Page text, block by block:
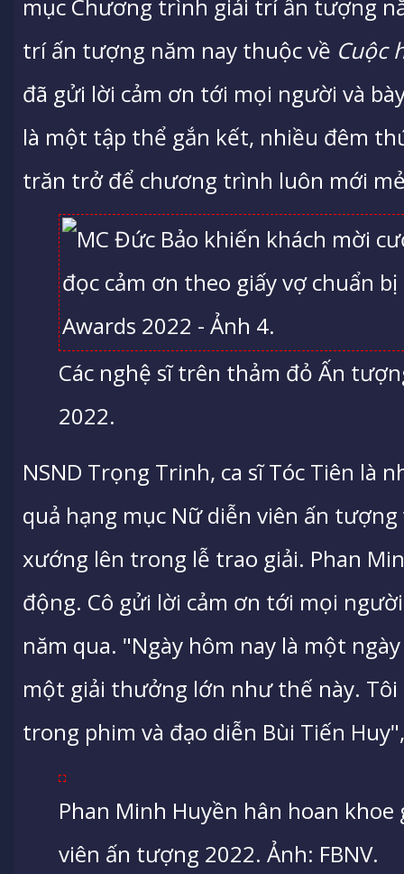
mục Chương trình giải trí ấn tượng
trí ấn tượng năm nay thuộc về Cuộc
đã gửi lời cảm ơn tới mọi người và
là một tập thể gắn kết, nhiều đêm
trăn trở để chương trình luôn mới
Các nghệ sĩ trên thảm đỏ Ấn
2022.
NSND Trọng Trinh, ca sĩ Tóc Tiên là
quả hạng mục Nữ diễn viên ấn
xướng lên trong lễ trao giải. Phan
động. Cô gửi lời cảm ơn tới mọi
năm qua. "Ngày hôm nay là một
một giải thưởng lớn như thế này.
trong phim và đạo diễn Bùi Tiến
Phan Minh Huyền hân hoan
viên ấn tượng 2022. Ảnh: FBNV.